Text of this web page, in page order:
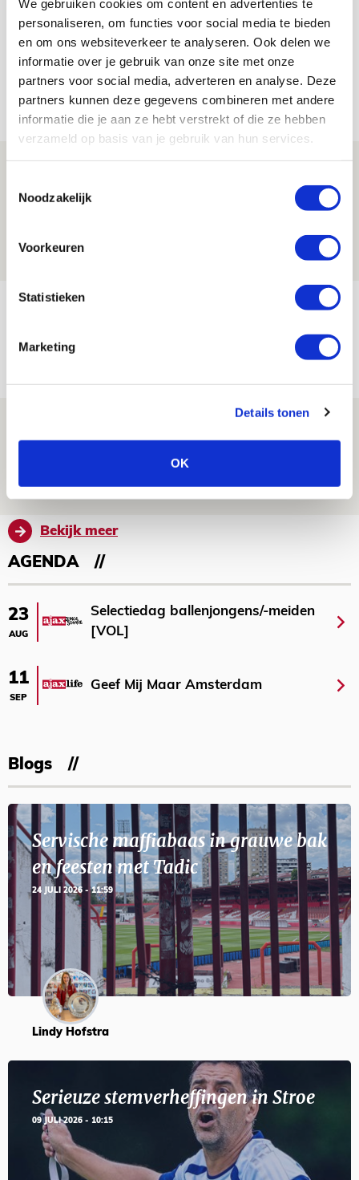
We gebruiken cookies om content en advertenties te
personaliseren, om functies voor social media te bieden
en om ons websiteverkeer te analyseren. Ook delen we
informatie over je gebruik van onze site met onze
partners voor social media, adverteren en analyse. Deze
partners kunnen deze gegevens combineren met andere
informatie die je aan ze hebt verstrekt of die ze hebben
verzameld op basis van je gebruik van hun services.
Noodzakelijk
Voorkeuren
Statistieken
Marketing
Details tonen
OK
Bekijk alle berichten van De Redactie
Net binnen //
Míchel geeft blessure-update en
spreekt over Godts, Baas en
Volop enthousiasme in fotoverslag van
07 AUGUSTUS 2026 - 09:00
na rust: ‘De focus nam af’
Bekijk meer
AGENDA
23
AUG
Selectiedag ballenjongens/-meiden
[VOL]
11
SEP
Geef Mij Maar Amsterdam
Blogs
Servische maffiabaas in grauwe bak
en feesten met Tadic
24 JULI 2026 - 11:59
Lindy Hofstra
Serieuze stemverheffingen in Stroe
09 JULI 2026 - 10:15